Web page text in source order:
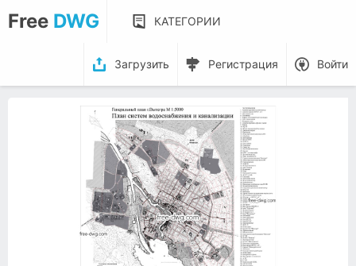
Free DWG КАТЕГОРИИ
Загрузить Регистрация Войти